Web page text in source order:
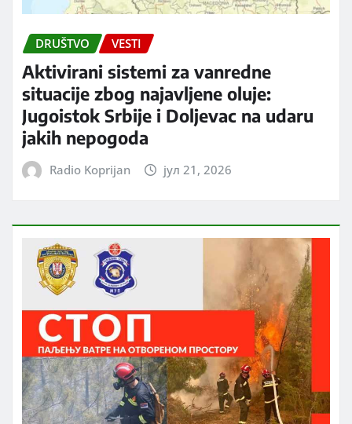
DRUŠTVO VESTI
Aktivirani sistemi za vanredne
situacije zbog najavljene oluje:
Jugoistok Srbije i Doljevac na udaru
jakih nepogoda
Radio Koprijan јул 21, 2026